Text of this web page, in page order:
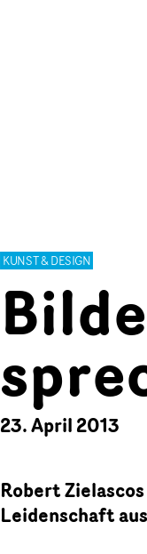
KUNST & DESIGN
23. April 2013
Robert
Leidenschaft